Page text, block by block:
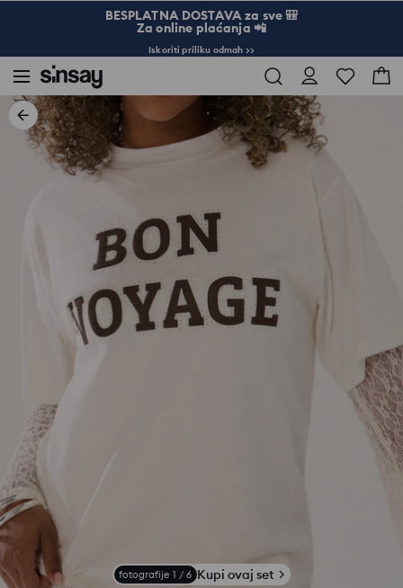
BESPLATNA DOSTAVA za sve 🎒
Za online plaćanja 📲
Iskoriti priliku odmah >>
fotografije 1 / 6 Kupi ovaj set